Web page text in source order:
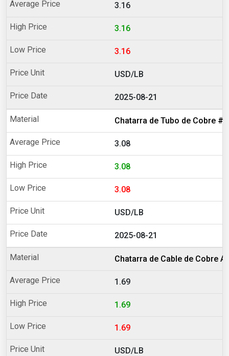
3.16
3.16
3.16
USD/LB
2025-08-21
Chatarra de Tubo de Cobre #1
3.08
3.08
3.08
USD/LB
2025-08-21
Chatarra de Cable de Cobre
1.69
1.69
1.69
USD/LB